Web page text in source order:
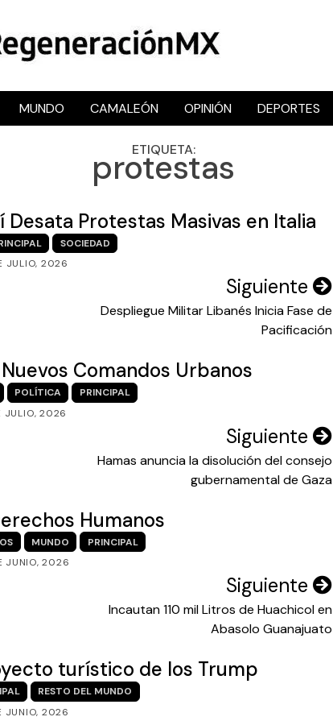
de noticias libre e independiente
MUNDO CAMALEÓN OPINIÓN DEPORTES
ETIQUETA:
protestas
Protestas Masivas en Italia
SOCIEDAD
JULIO, 2026
Siguiente
Despliegue Militar Libanés Inicia Fase de
Pacificación
Comandos Urbanos
POLÍTICA
PRINCIPAL
JULIO, 2026
Siguiente
Hamas anuncia la disolución del consejo
gubernamental de Gaza
Humanos
MUNDO
PRINCIPAL
JUNIO, 2026
Siguiente
Incautan 110 mil Litros de Huachicol en
Abasolo Guanajuato
turístico de los Trump
RESTO DEL MUNDO
JUNIO, 2026